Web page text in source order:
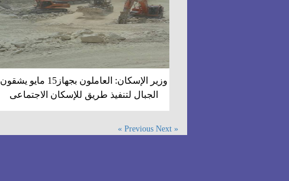
وزير الإسكان: العاملون بجهاز15 مايو يشقون
الجبال لتنفيذ طريق للإسكان الاجتماعى
« Previous
Next »